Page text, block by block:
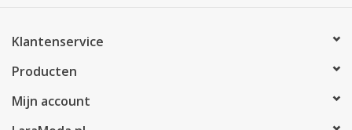
Klantenservice
Producten
Mijn account